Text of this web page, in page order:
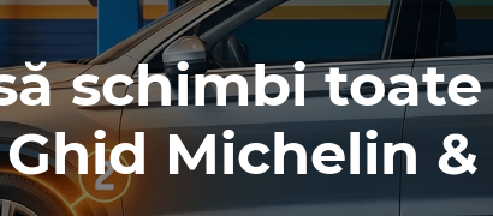
schimbi
Michelin